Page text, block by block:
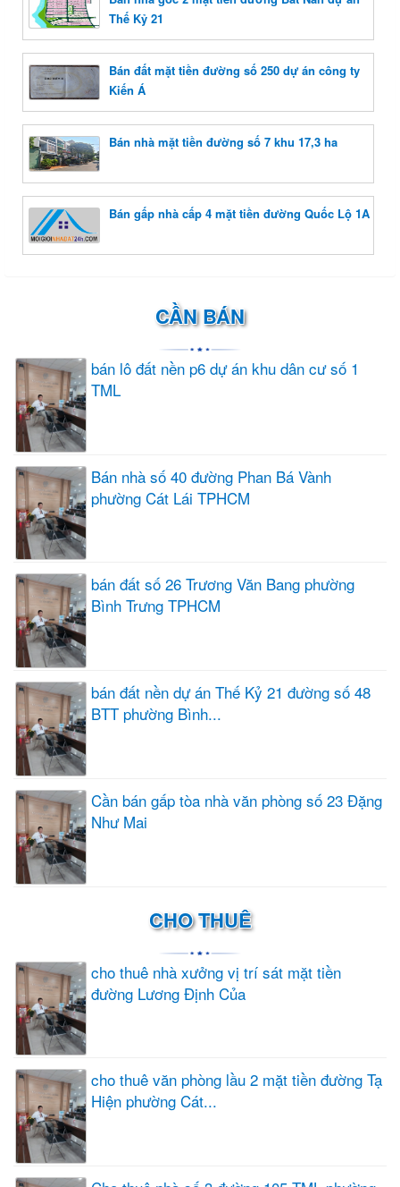
Thế Kỷ 21
Bán đất mặt tiền đường số 250 dự án công ty
Kiến Á
Bán nhà mặt tiền đường số 7 khu 17,3 ha
Bán gấp nhà cấp 4 mặt tiền đường Quốc Lộ 1A
CẦN BÁN
bán lô đất nền p6 dự án khu dân cư số 1
TML
Bán nhà số 40 đường Phan Bá Vành
phường Cát Lái TPHCM
bán đất số 26 Trương Văn Bang phường
Bình Trưng TPHCM
bán đất nền dự án Thế Kỷ 21 đường số 48
BTT phường Bình...
Cần bán gấp tòa nhà văn phòng số 23 Đặng
Như Mai
CHO THUÊ
cho thuê nhà xưởng vị trí sát mặt tiền
đường Lương Định Của
cho thuê văn phòng lầu 2 mặt tiền đường Tạ
Hiện phường Cát...